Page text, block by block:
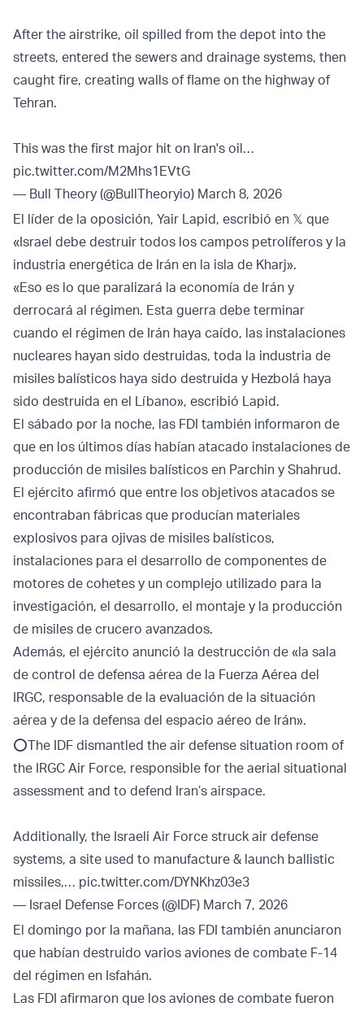
After the airstrike, oil spilled from the depot into the
streets, entered the sewers and drainage systems, then
caught fire, creating walls of flame on the highway of
Tehran.
This was the first major hit on Iran's oil…
pic.twitter.com/M2Mhs1EVtG
— Bull Theory (@BullTheoryio) March 8, 2026
El líder de la oposición, Yair Lapid, escribió en 𝕏 que
«Israel debe destruir todos los campos petrolíferos y la
industria energética de Irán en la isla de Kharj».
«Eso es lo que paralizará la economía de Irán y
derrocará al régimen. Esta guerra debe terminar
cuando el régimen de Irán haya caído, las instalaciones
nucleares hayan sido destruidas, toda la industria de
misiles balísticos haya sido destruida y Hezbolá haya
sido destruida en el Líbano», escribió Lapid.
El sábado por la noche, las FDI también informaron de
que en los últimos días habían atacado instalaciones de
producción de misiles balísticos en Parchin y Shahrud.
El ejército afirmó que entre los objetivos atacados se
encontraban fábricas que producían materiales
explosivos para ojivas de misiles balísticos,
instalaciones para el desarrollo de componentes de
motores de cohetes y un complejo utilizado para la
investigación, el desarrollo, el montaje y la producción
de misiles de crucero avanzados.
Además, el ejército anunció la destrucción de «la sala
de control de defensa aérea de la Fuerza Aérea del
IRGC, responsable de la evaluación de la situación
aérea y de la defensa del espacio aéreo de Irán».
⭕️The IDF dismantled the air defense situation room of
the IRGC Air Force, responsible for the aerial situational
assessment and to defend Iran’s airspace.
Additionally, the Israeli Air Force struck air defense
systems, a site used to manufacture & launch ballistic
missiles,… pic.twitter.com/DYNKhz03e3
— Israel Defense Forces (@IDF) March 7, 2026
El domingo por la mañana, las FDI también anunciaron
que habían destruido varios aviones de combate F-14
del régimen en Isfahán.
Las FDI afirmaron que los aviones de combate fueron